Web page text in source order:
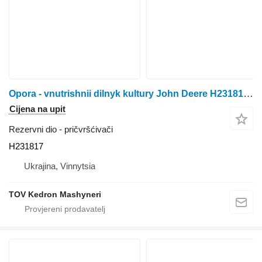
Opora - vnutrishnii dilnyk kultury John Deere H231817 za žetelice za kukuruz
Cijena na upit
Rezervni dio - pričvršćivači
H231817
Ukrajina, Vinnytsia
TOV Kedron Mashyneri